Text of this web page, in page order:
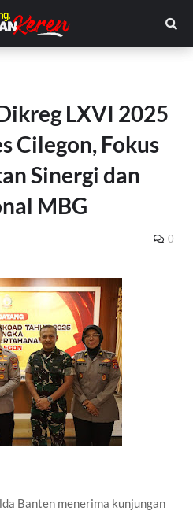
LXVI 2025
Cilegon, Fokus
Sinergi dan
MBG
0
Banten menerima kunjungan